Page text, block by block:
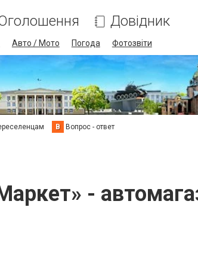
Довідник
Авто / Мото Погода Фотозвіти
В Вопрос - ответ
-